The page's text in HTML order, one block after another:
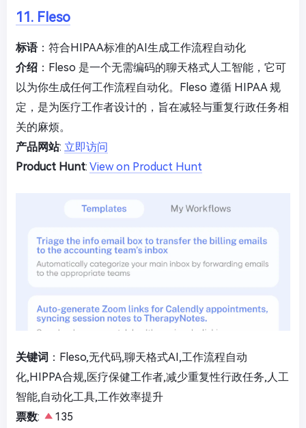
11. Fleso
标语：符合HIPAA标准的AI生成工作流程自动化
介绍 ：Fleso 是一个无需编码的聊天格式人工智能，它可
以为你生成任何工作流程自动化。Fleso 遵循 HIPAA 规
定，是为医疗工作者设计的，旨在减轻与重复行政任务相
关的麻烦。
产品网站: 立即访问
Product Hunt: View on Product Hunt
关键词 ：Fleso,无代码,聊天格式AI,工作流程自动
化,HIPPA合规,医疗保健工作者,减少重复性行政任务,人工
智能,自动化工具,工作效率提升
票数:
135